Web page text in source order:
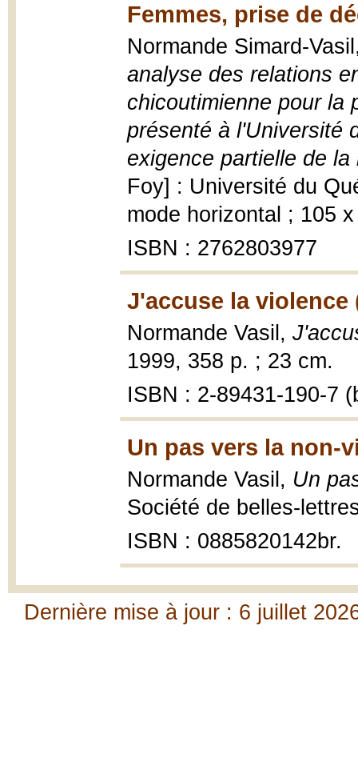
Femmes, prise de
Normande Simard-
analyse des relations
chicoutimienne pour la
présenté à l'Université
exigence partielle de
Foy] : Université du
mode horizontal ; 105
ISBN : 2762803977
J'accuse la violence
Normande Vasil,
1999, 358 p. ; 23 cm.
ISBN : 2-89431-190-7
Un pas vers la non-
Normande Vasil, Un
Société de belles-
ISBN : 0885820142br.
Dernière mise à jour : 6 juillet